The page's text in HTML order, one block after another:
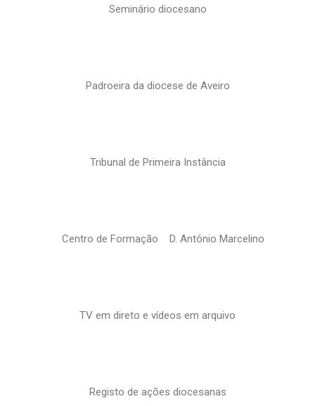
Seminário diocesano
Padroeira da diocese de Aveiro
Tribunal de Primeira Instância
Centro de Formação D. António Marcelino
TV em direto e vídeos em arquivo
Registo de ações diocesanas